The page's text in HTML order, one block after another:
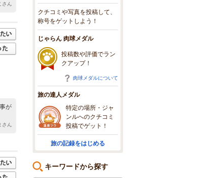
ん
が
ん
クチコミや写真を投稿して、
称号をゲットしよう！
じゃらん 肉球メダル
投稿数や評価でラン
クアップ！
肉球メダルについて
旅の達人メダル
特定の場所・ジャ
ンルへのクチコミ
投稿でゲット！
旅の記録をはじめる
キーワードから探す